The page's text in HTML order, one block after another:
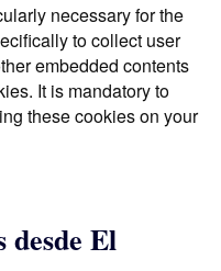
necessary for the
to collect user
embedded contents
It is mandatory to
these cookies on your
desde El